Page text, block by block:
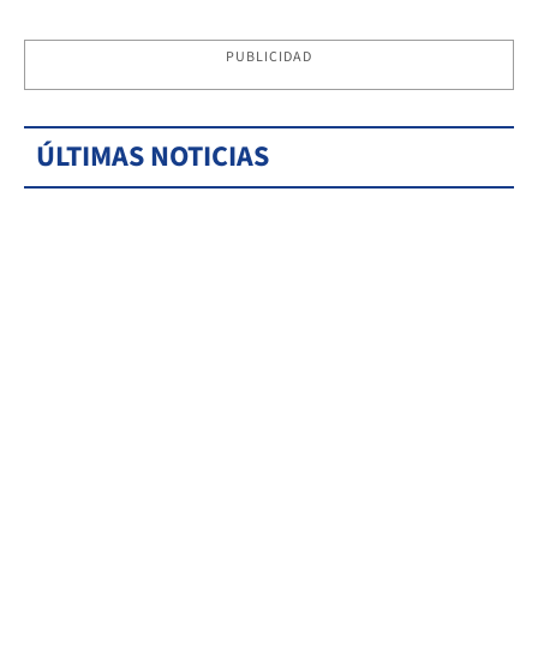
PUBLICIDAD
ÚLTIMAS NOTICIAS